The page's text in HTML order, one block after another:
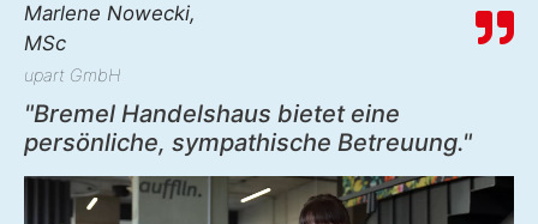
Marlene Nowecki,
MSc
upart GmbH
"Bremel Handelshaus bietet eine
persönliche, sympathische Betreuung."
Video-
Player